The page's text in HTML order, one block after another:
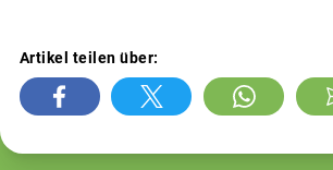
Artikel teilen über: